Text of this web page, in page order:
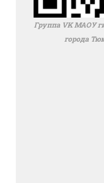
Группа VK МАОУ
города